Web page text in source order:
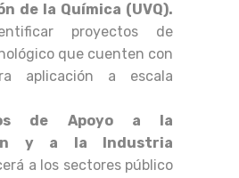
de la Química (UVQ).
proyectos de
que cuenten con
aplicación a escala
de Apoyo a la
y a la Industria
a los sectores público